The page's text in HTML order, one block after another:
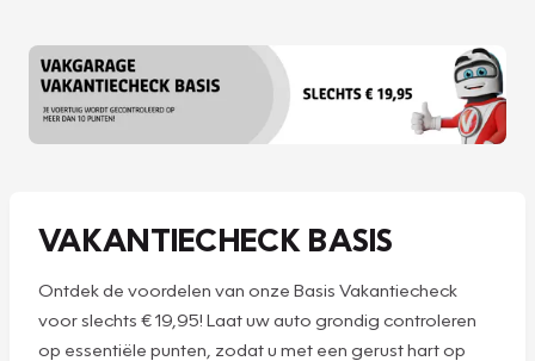
VAKANTIECHECK BASIS
Ontdek de voordelen van onze Basis Vakantiecheck
voor slechts € 19,95! Laat uw auto grondig controleren
op essentiële punten, zodat u met een gerust hart op